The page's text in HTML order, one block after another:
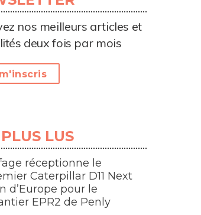
nos meilleurs articles et
deux fois par mois
LUS
réceptionne le
Caterpillar D11 Next
d’Europe pour le
EPR2 de Penly